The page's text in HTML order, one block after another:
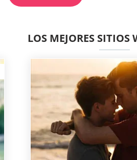
LOS MEJORES SITIOS